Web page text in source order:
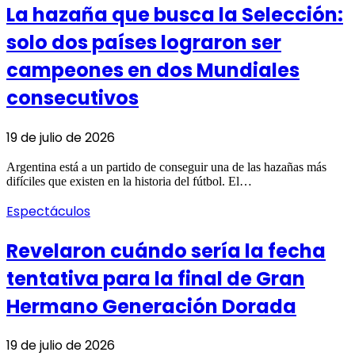
La hazaña que busca la Selección:
solo dos países lograron ser
campeones en dos Mundiales
consecutivos
19 de julio de 2026
Argentina está a un partido de conseguir una de las hazañas más
difíciles que existen en la historia del fútbol. El…
Espectáculos
Revelaron cuándo sería la fecha
tentativa para la final de Gran
Hermano Generación Dorada
19 de julio de 2026